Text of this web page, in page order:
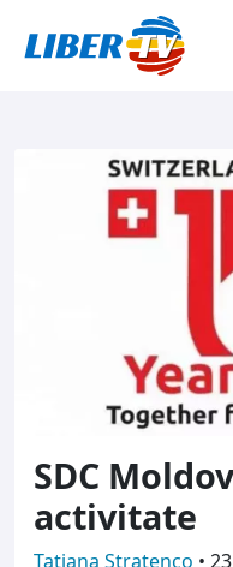
SDC
activitate
Tatiana Stratenco •